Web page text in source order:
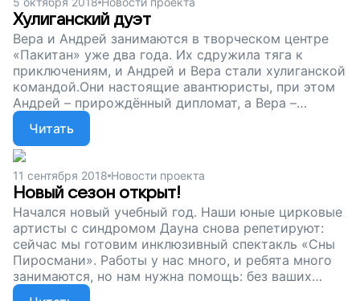
Поддержите наш проект.
Хулиганский дуэт
Вера и Андрей занимаются в творческом центре
«Пакитан» уже два года. Их сдружила тяга к
приключениям, и Андрей и Вера стали хулиганской
командой.Они настоящие авантюристы, при этом
Андрей – прирождённый дипломат, а Вера –
генератор творческих идей. 21 октября Андрей и
Вера выйдут на сцену со своим первым
спектаклем. А мы продолжаем собирать деньги,
чтобы ребята с особенностями развития могли и
дальше совершать открытия, учиться и
раскрывать свои творческие способности!
Поддержите наш проект.
Читать
11 сентября 2018 Новости проекта
Новый сезон открыт!
Начался новый учебный год. Наши юные цирковые
артисты с синдромом Дауна снова репетируют:
сейчас мы готовим инклюзивный спектакль «Сны
Пиросмани». Работы у нас много, и ребята много
занимаются, но нам нужна помощь: без ваших
пожертвований цирковая студия для детей с